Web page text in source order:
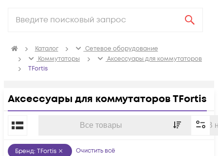
Каталог
Сетевое оборудование
Коммутаторы
Аксессуары для коммутаторов
TFortis
Аксессуары для коммутаторов TFortis
Все товары В
По популярности
Бренд: TFortis Очистить всё